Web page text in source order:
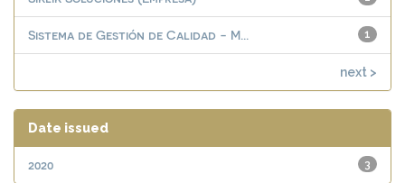
1
Sistema de Gestión de Calidad - M...
next >
Date issued
3
2020